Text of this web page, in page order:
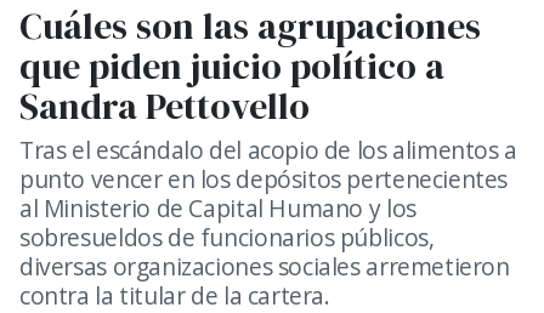
Cuáles son las agrupaciones
que piden juicio político a
Sandra Pettovello
Tras el escándalo del acopio de los alimentos a
punto vencer en los depósitos pertenecientes
al Ministerio de Capital Humano y los
sobresueldos de funcionarios públicos,
diversas organizaciones sociales arremetieron
contra la titular de la cartera.